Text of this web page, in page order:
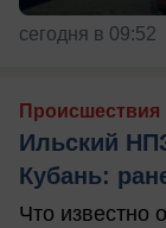
сегодня в 09:52
Происшествия
Ильский
Кубань:
Что известно